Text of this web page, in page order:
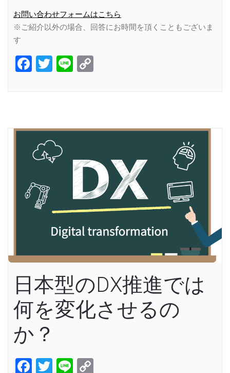
お問い合わせフォームはこちら
※ご紹介以外の場合、回答にお時間を頂くこともございま
す
Facebook
Twitter
Line
日本型のDX推進では
何を変化させるの
か？
Facebook
Twitter
Line